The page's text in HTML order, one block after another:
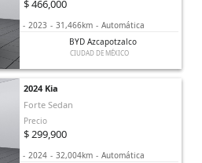
$ 466,000
- 2023 - 31,466km - Automática
BYD Azcapotzalco
CIUDAD DE MÉXICO
2024 Kia
Forte Sedan
Precio
$ 299,900
- 2024 - 32,004km - Automática